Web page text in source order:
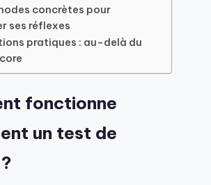
concrètes pour
ses réflexes
pratiques : au-delà du
fonctionne
un test de